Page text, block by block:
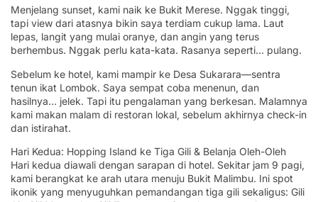
Menjelang sunset, kami naik ke Bukit Merese. Nggak tinggi,
tapi view dari atasnya bikin saya terdiam cukup lama. Laut
lepas, langit yang mulai oranye, dan angin yang terus
berhembus. Nggak perlu kata-kata. Rasanya seperti… pulang.
Sebelum ke hotel, kami mampir ke Desa Sukarara—sentra
tenun ikat Lombok. Saya sempat coba menenun, dan
hasilnya… jelek. Tapi itu pengalaman yang berkesan. Malamnya
kami makan malam di restoran lokal, sebelum akhirnya check-in
dan istirahat.
Hari Kedua: Hopping Island ke Tiga Gili & Belanja Oleh-Oleh
Hari kedua diawali dengan sarapan di hotel. Sekitar jam 9 pagi,
kami berangkat ke arah utara menuju Bukit Malimbu. Ini spot
ikonik yang menyuguhkan pemandangan tiga gili sekaligus: Gili